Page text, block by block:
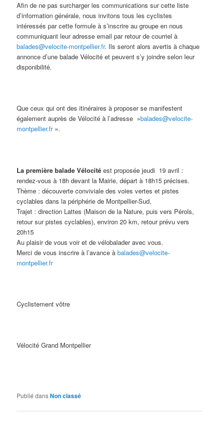
Afin de ne pas surcharger les communications sur cette liste
d’information générale, nous invitons tous les cyclistes
intéressés par cette formule à s’inscrire au groupe en nous
communiquant leur adresse email par retour de courriel à
balades@velocite-montpellier.fr. Ils seront alors avertis à chaque
annonce d’une balade Vélocité et peuvent s’y joindre selon leur
disponibilité.
Que ceux qui ont des itinéraires à proposer se manifestent
également auprès de Vélocité à l’adresse »balades@velocite-
montpellier.fr».
La première balade Vélocité est proposée jeudi 19 avril :
rendez-vous à 18h devant la Mairie, départ à 18h15 précises.
Thème : découverte conviviale des voies vertes et pistes
cyclables dans la périphérie de Montpellier-Sud,
Trajet : direction Lattes (Maison de la Nature, puis vers Pérols,
retour sur pistes cyclables), environ 20 km, retour prévu vers
20h15
Au plaisir de vous voir et de vélobalader avec vous.
Merci de vous inscrire à l’avance àbalades@velocite-
montpellier.fr
Cyclistement vôtre
Vélocité Grand Montpellier
Publié dansNon classé